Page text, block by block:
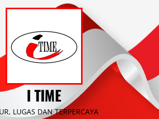
I TIME
LUGAS DAN TERPERCAYA